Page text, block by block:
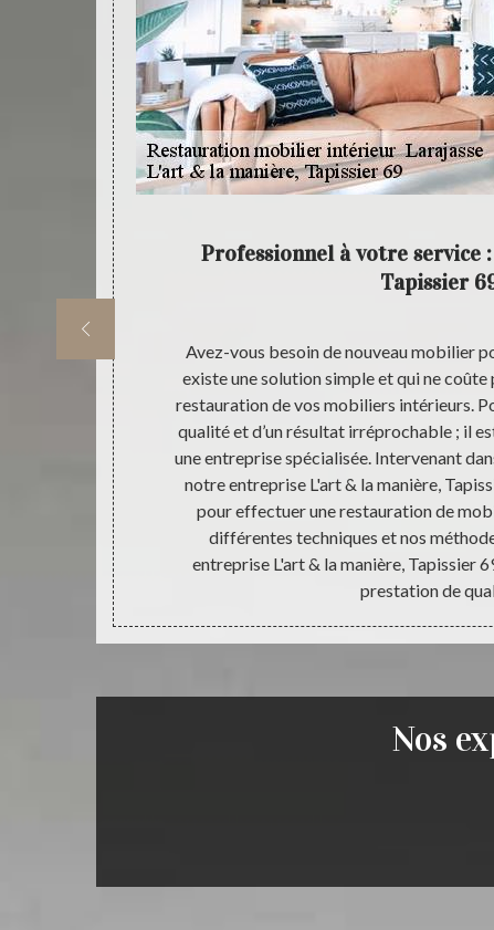
Professionnel à votre service
Tapissier
Avez-vous besoin de nouveau mobilier
existe une solution simple et qui ne coûte
restauration de vos mobiliers intérieurs.
qualité et d’un résultat irréprochable ; il
une entreprise spécialisée. Intervenant
notre entreprise L'art & la manière,
pour effectuer une restauration de
différentes techniques et nos
entreprise L'art & la manière, Tapissier
prestation de
Nos